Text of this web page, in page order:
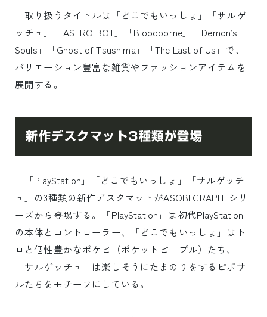
取り扱うタイトルは「どこでもいっしょ」「サルゲ
ッチュ」「ASTRO BOT」「Bloodborne」「Demon’s
Souls」「Ghost of Tsushima」「The Last of Us」で、
バリエーション豊富な雑貨やファッションアイテムを
展開する。
新作デスクマット3種類が登場
「PlayStation」「どこでもいっしょ」「サルゲッチ
ュ」の3種類の新作デスクマットがASOBI GRAPHTシリ
ーズから登場する。「PlayStation」は初代PlayStation
の本体とコントローラー、「どこでもいっしょ」はト
ロと個性豊かなポケピ（ポケットピープル）たち、
「サルゲッチュ」は楽しそうにたまのりをするピポサ
ルたちをモチーフにしている。